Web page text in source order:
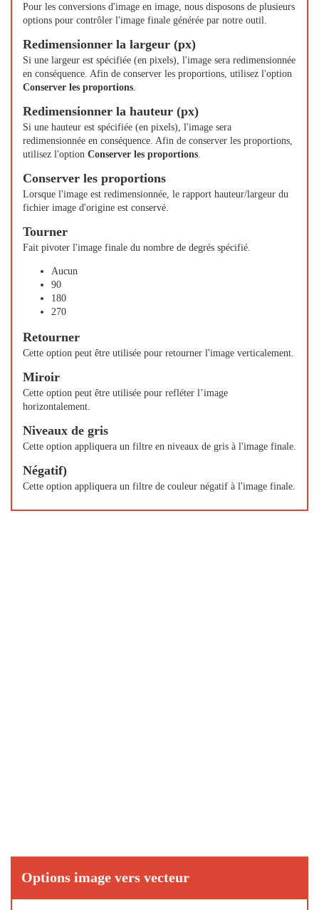
Pour les conversions d'image en image, nous disposons de plusieurs
options pour contrôler l'image finale générée par notre outil.
Redimensionner la largeur (px)
Si une largeur est spécifiée (en pixels), l'image sera redimensionnée
en conséquence. Afin de conserver les proportions, utilisez l'option
Conserver les proportions.
Redimensionner la hauteur (px)
Si une hauteur est spécifiée (en pixels), l'image sera
redimensionnée en conséquence. Afin de conserver les proportions,
utilisez l'option Conserver les proportions.
Conserver les proportions
Lorsque l'image est redimensionnée, le rapport hauteur/largeur du
fichier image d'origine est conservé.
Tourner
Fait pivoter l'image finale du nombre de degrés spécifié.
Aucun
90
180
270
Retourner
Cette option peut être utilisée pour retourner l'image verticalement.
Miroir
Cette option peut être utilisée pour refléter l’image
horizontalement.
Niveaux de gris
Cette option appliquera un filtre en niveaux de gris à l'image finale.
Négatif)
Cette option appliquera un filtre de couleur négatif à l'image finale.
Options image vers vecteur